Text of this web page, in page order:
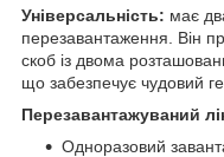
Універсальність: має
перезавантаження. Він
скоб із двома
що забезпечує чудовий
Перезавантажуваний
Одноразовий